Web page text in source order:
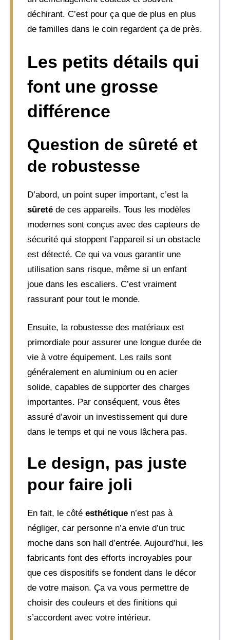
déchirant. C’est pour ça que de plus en plus
de familles dans le coin regardent ça de près.
Les petits détails qui
font une grosse
différence
Question de sûreté et
de robustesse
D’abord, un point super important, c’est la
sûreté de ces appareils. Tous les modèles
modernes sont conçus avec des capteurs de
sécurité qui stoppent l’appareil si un obstacle
est détecté. Ce qui va vous garantir une
utilisation sans risque, même si un enfant
joue dans les escaliers. C’est vraiment
rassurant pour tout le monde.
Ensuite, la robustesse des matériaux est
primordiale pour assurer une longue durée de
vie à votre équipement. Les rails sont
généralement en aluminium ou en acier
solide, capables de supporter des charges
importantes. Par conséquent, vous êtes
assuré d’avoir un investissement qui dure
dans le temps et qui ne vous lâchera pas.
Le design, pas juste
pour faire joli
En fait, le côté esthétique n’est pas à
négliger, car personne n’a envie d’un truc
moche dans son hall d’entrée. Aujourd’hui, les
fabricants font des efforts incroyables pour
que ces dispositifs se fondent dans le décor
de votre maison. Ça va vous permettre de
choisir des couleurs et des finitions qui
s’accordent avec votre intérieur.